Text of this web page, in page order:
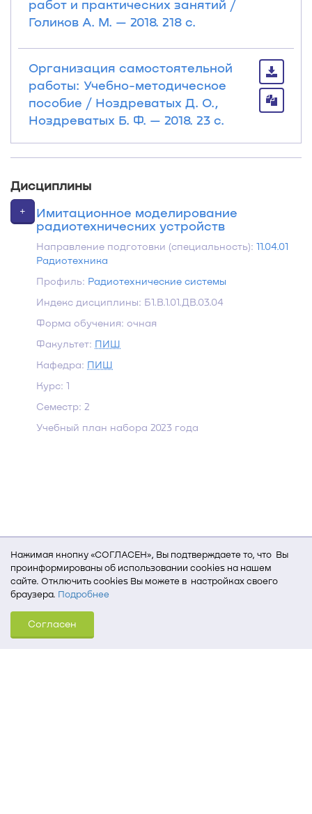
Нажимая кнопку «СОГЛАСЕН», Вы подтверждаете то, что Вы
проинформированы об использовании cookies на нашем
сайте. Отключить cookies Вы можете в настройках своего
браузера. Подробнее
Для того, чтобы мы могли качественно предоставить Вам
услуги, мы используем cookies, которые сохраняются
на Вашем компьютере (Сведения о местоположении; ip-адрес;
Согласен
работ и практических занятий /
Голиков А. М. — 2018. 218 с.
Организация самостоятельной
работы: Учебно-методическое
пособие / Ноздреватых Д. О.,
Ноздреватых Б. Ф. — 2018. 23 с.
Дисциплины
+
Имитационное моделирование
радиотехнических устройств
Направление подготовки (специальность):11.04.01
Радиотехника
Профиль: Радиотехнические системы
Индекс дисциплины: Б1.В.1.01.ДВ.03.04
Форма обучения: очная
Факультет: ПИШ
Кафедра: ПИШ
Курс: 1
Семестр: 2
Учебный план набора 2023 года